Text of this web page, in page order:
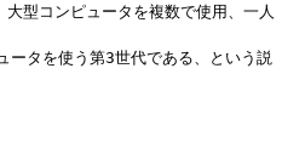
型コンピュータを複数で使用、一人
ータを使う第3世代である、という説